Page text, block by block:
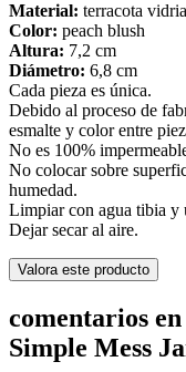
Material: terracota
Color: peach blush
Altura: 7,2 cm
Diámetro: 6,8 cm
Cada pieza es única.
Debido al proceso de
esmalte y color entre
No es 100%
No colocar sobre
humedad.
Limpiar con agua tibia y
Dejar secar al aire.
Valora este producto
comentarios
Simple Mess